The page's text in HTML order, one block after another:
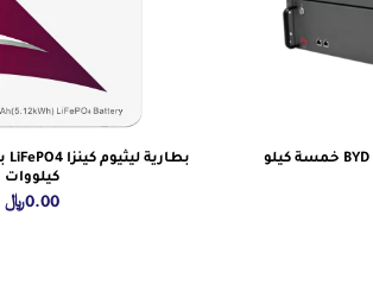
كيلووات
0.00﷼